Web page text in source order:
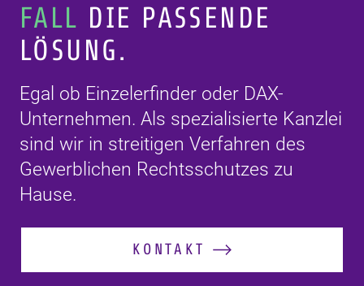
FALL DIE PASSENDE
LÖSUNG.
Egal ob Einzelerfinder oder DAX-
Unternehmen. Als spezialisierte Kanzlei
sind wir in streitigen Verfahren des
Gewerblichen Rechtsschutzes zu
Hause.
KONTAKT